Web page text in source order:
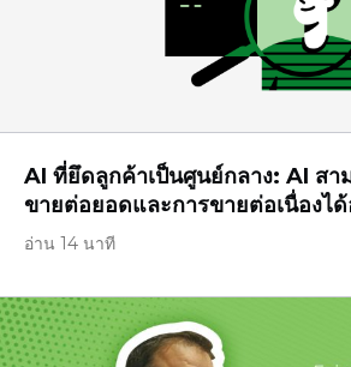
AI ที่ยึดลูกค้าเป็นศูนย์กลาง: AI สา
ขายต่อยอดและการขายต่อเนื่องได้
อ่าน 14 นาที